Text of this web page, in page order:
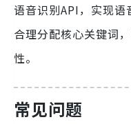
语音识别API，实现
合理分配核心关键词
性。
常见问题